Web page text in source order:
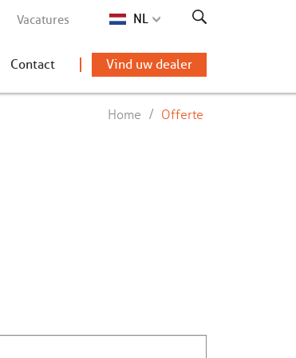
Vacatures NL
Contact Vind uw dealer
Home / Offerte